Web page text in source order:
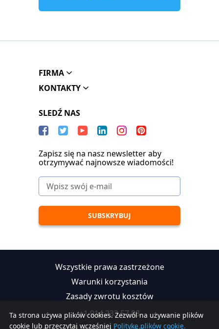
Ta strona używa plików cookies. Zezwól na używanie plików
cookie lub przeczytaj wcześniej Politykę plików cookie.
FIRMA
KONTAKTY
SLEDŹ NAS
Zapisz się na nasz newsletter aby
otrzymywać najnowsze wiadomości!
Wszystkie prawa zastrzeżone
Warunki korzystania
Zasady zwrotu kosztów
+1 914 233 57 88